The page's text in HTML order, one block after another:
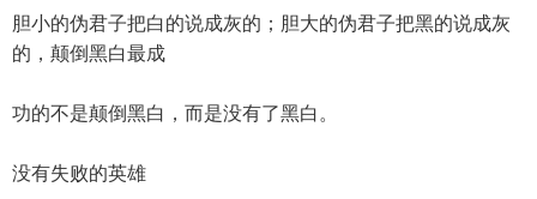
胆小的伪君子把白的说成灰的；胆大的伪君子把黑的说成灰
的，颠倒黑白最成
功的不是颠倒黑白，而是没有了黑白。
没有失败的英雄